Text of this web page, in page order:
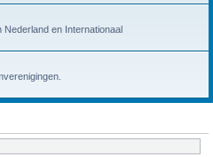
en Internationaal